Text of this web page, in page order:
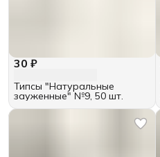
30 ₽
Типсы "Натуральные
зауженные" №9, 50 шт.